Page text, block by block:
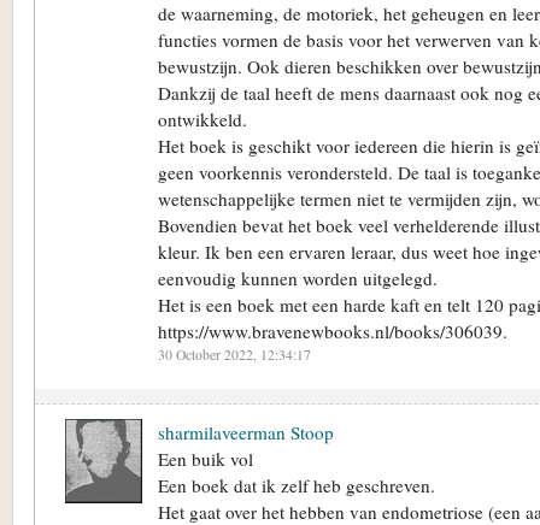
de waarneming, de motoriek, het geheugen en
functies vormen de basis voor het verwerven van
bewustzijn. Ook dieren beschikken over
Dankzij de taal heeft de mens daarnaast ook nog
ontwikkeld.
Het boek is geschikt voor iedereen die hierin is
geen voorkennis verondersteld. De taal is
wetenschappelijke termen niet te vermijden zijn,
Bovendien bevat het boek veel verhelderende
kleur. Ik ben een ervaren leraar, dus weet hoe
eenvoudig kunnen worden uitgelegd.
Het is een boek met een harde kaft en telt 120
https://www.bravenewbooks.nl/books/306039.
30 October 2022, 12:34:17
sharmilaveerman Stoop
Een buik vol
Een boek dat ik zelf heb geschreven.
Het gaat over het hebben van endometriose (een